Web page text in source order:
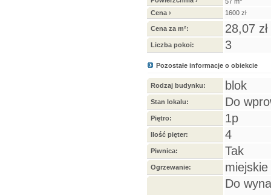
Cena › 1600 zł
Cena za m²: 28,07 zł
Liczba pokoi: 3
Pozostałe informacje o obiekcie
Rodzaj budynku: blok
Stan lokalu: Do
Piętro: 1p
Ilość pięter: 4
Piwnica: Tak
Ogrzewanie: miejskie
Do